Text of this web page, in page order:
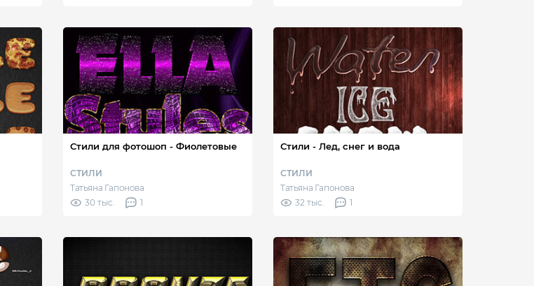
Стили для фотошоп - Фиолетовые
СТИЛИ
Татьяна Гапонова
30 тыс.
1
Стили - Лед, снег и вода
СТИЛИ
Татьяна Гапонова
32 тыс.
1